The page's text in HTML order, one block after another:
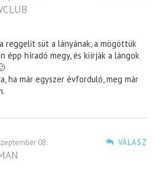
reggelit süt a lányának, a mögöttük
épp híradó megy, és kiírják a lángok
ha már egyszer évforduló, meg már
VÁLASZ
08.